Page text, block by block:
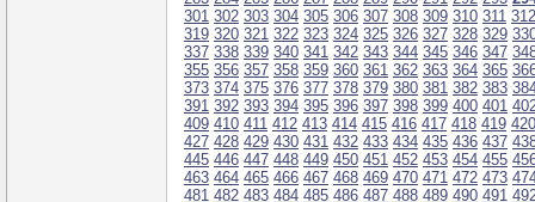
301 302 303 304 305 306 307 308 309 310 311 312
319 320 321 322 323 324 325 326 327 328 329
337 338 339 340 341 342 343 344 345 346 347
355 356 357 358 359 360 361 362 363 364 365
373 374 375 376 377 378 379 380 381 382 383
391 392 393 394 395 396 397 398 399 400 401
409 410 411 412 413 414 415 416 417 418 419 420
427 428 429 430 431 432 433 434 435 436 437
445 446 447 448 449 450 451 452 453 454 455
463 464 465 466 467 468 469 470 471 472 473
481 482 483 484 485 486 487 488 489 490 491